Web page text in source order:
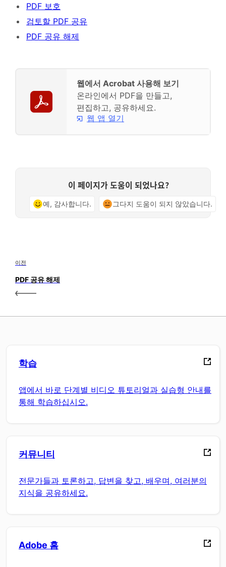
PDF 보호
검토할 PDF 공유
PDF 공유 해제
웹에서 Acrobat 사용해 보기
온라인에서 PDF을 만들고,
편집하고, 공유하세요.
웹 앱 열기
이 페이지가 도움이 되었나요?
예, 감사합니다. 그다지 도움이 되지 않았습니다.
이전
PDF 공유 해제
학습
앱에서 바로 단계별 비디오 튜토리얼과 실습형 안내를
통해 학습하십시오.
커뮤니티
전문가들과 토론하고, 답변을 찾고, 배우며, 여러분의
지식을 공유하세요.
Adobe 홈